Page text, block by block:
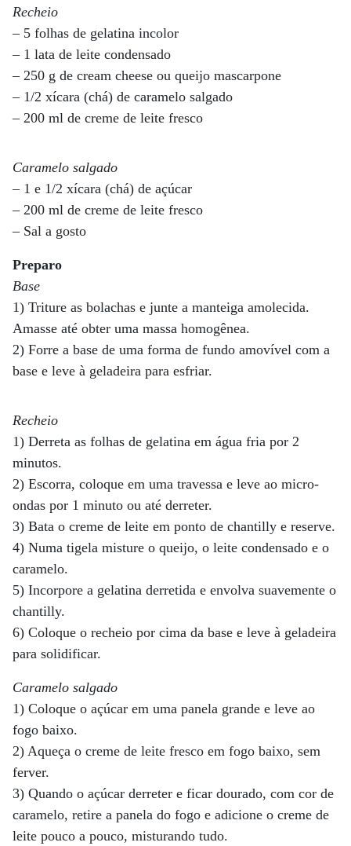
Recheio
– 5 folhas de gelatina incolor
– 1 lata de leite condensado
– 250 g de cream cheese ou queijo mascarpone
– 1/2 xícara (chá) de caramelo salgado
– 200 ml de creme de leite fresco
Caramelo salgado
– 1 e 1/2 xícara (chá) de açúcar
– 200 ml de creme de leite fresco
– Sal a gosto
Preparo
Base
1) Triture as bolachas e junte a manteiga amolecida.
Amasse até obter uma massa homogênea.
2) Forre a base de uma forma de fundo amovível com a
base e leve à geladeira para esfriar.
Recheio
1) Derreta as folhas de gelatina em água fria por 2
minutos.
2) Escorra, coloque em uma travessa e leve ao micro-
ondas por 1 minuto ou até derreter.
3) Bata o creme de leite em ponto de chantilly e reserve.
4) Numa tigela misture o queijo, o leite condensado e o
caramelo.
5) Incorpore a gelatina derretida e envolva suavemente o
chantilly.
6) Coloque o recheio por cima da base e leve à geladeira
para solidificar.
Caramelo salgado
1) Coloque o açúcar em uma panela grande e leve ao
fogo baixo.
2) Aqueça o creme de leite fresco em fogo baixo, sem
ferver.
3) Quando o açúcar derreter e ficar dourado, com cor de
caramelo, retire a panela do fogo e adicione o creme de
leite pouco a pouco, misturando tudo.